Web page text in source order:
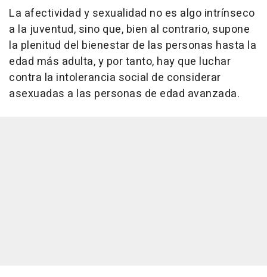
La afectividad y sexualidad no es algo intrínseco
a la juventud, sino que, bien al contrario, supone
la plenitud del bienestar de las personas hasta la
edad más adulta, y por tanto, hay que luchar
contra la intolerancia social de considerar
asexuadas a las personas de edad avanzada.